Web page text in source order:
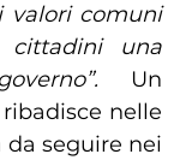
valori comuni
una
Un
nelle
seguire nei